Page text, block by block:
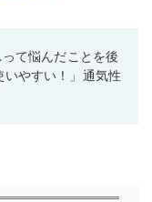
て悩んだことを後
やすい！」通気性